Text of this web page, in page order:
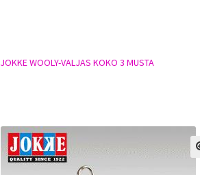
JOKKE WOOLY-VALJAS KOKO 3 MUSTA